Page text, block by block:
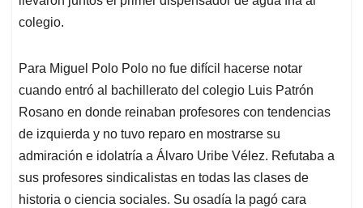
colegio.
Para Miguel Polo Polo no fue difícil hacerse notar
cuando entró al bachillerato del colegio Luis Patrón
Rosano en donde reinaban profesores con tendencias
de izquierda y no tuvo reparo en mostrarse su
admiración e idolatría a Álvaro Uribe Vélez. Refutaba a
sus profesores sindicalistas en todas las clases de
historia o ciencia sociales. Su osadía la pagó cara